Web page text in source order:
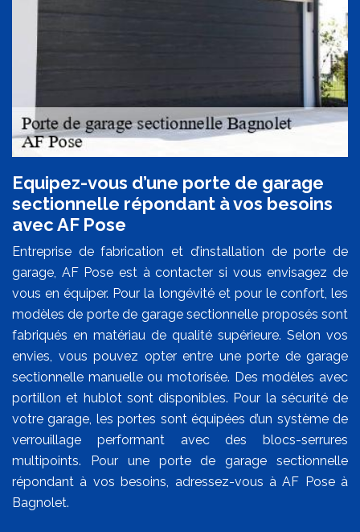
Equipez-vous d’une porte de garage
sectionnelle répondant à vos besoins
avec AF Pose
Entreprise de fabrication et d’installation de porte de
garage, AF Pose est à contacter si vous envisagez de
vous en équiper. Pour la longévité et pour le confort, les
modèles de porte de garage sectionnelle proposés sont
fabriqués en matériau de qualité supérieure. Selon vos
envies, vous pouvez opter entre une porte de garage
sectionnelle manuelle ou motorisée. Des modèles avec
portillon et hublot sont disponibles. Pour la sécurité de
votre garage, les portes sont équipées d’un système de
verrouillage performant avec des blocs-serrures
multipoints. Pour une porte de garage sectionnelle
répondant à vos besoins, adressez-vous à AF Pose à
Bagnolet.